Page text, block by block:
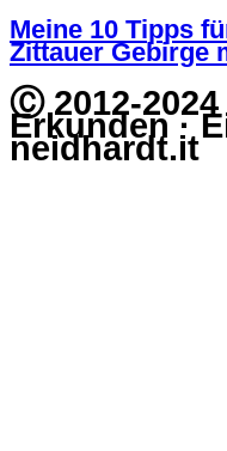
Meine 10 Tipps
Zittauer Gebirge
Ⓒ 2012-2024
Erkunden ·
neidhardt.it